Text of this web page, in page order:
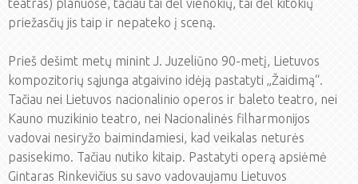
teatras) planuose, tačiau tai dėl vienokių, tai dėl kitokių
priežasčių jis taip ir nepateko į sceną.
Prieš dešimt metų minint J. Juzeliūno 90-metį, Lietuvos
kompozitorių sąjunga atgaivino idėją pastatyti „Žaidimą“.
Tačiau nei Lietuvos nacionalinio operos ir baleto teatro, nei
Kauno muzikinio teatro, nei Nacionalinės filharmonijos
vadovai nesiryžo baimindamiesi, kad veikalas neturės
pasisekimo. Tačiau nutiko kitaip. Pastatyti operą apsiėmė
Gintaras Rinkevičius su savo vadovaujamu Lietuvos